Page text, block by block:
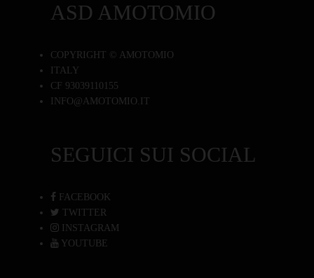
ASD AMOTOMIO
COPYRIGHT © AMOTOMIO
ITALY
CF 93039110155
INFO@AMOTOMIO.IT
SEGUICI SUI SOCIAL
FACEBOOK
TWITTER
INSTAGRAM
YOUTUBE